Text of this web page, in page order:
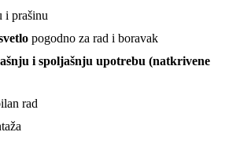
i prašinu
pogodno za rad i boravak
i spoljašnju upotrebu (natkrivene
rad